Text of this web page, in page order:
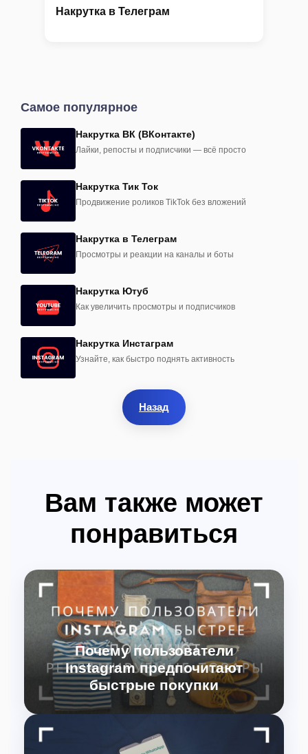
Накрутка в Телеграм
Самое популярное
Накрутка ВК (ВКонтакте)
Лайки, репосты и подписчики — всё просто
Накрутка Тик Ток
Продвижение роликов TikTok без вложений
Накрутка в Телеграм
Просмотры и реакции на каналы и боты
Накрутка Ютуб
Как увеличить просмотры и подписчиков
Накрутка Инстаграм
Узнайте, как быстро поднять активность
Назад
Вам также может
понравиться
Почему пользователи
Instagram предпочитают
быстрые покупки
Почему пользователи Instagram быстрее покупают
рекламируемые товары. Исследование
раскрывает влияние прокрутки постов в Instagram
на потребительское поведение.